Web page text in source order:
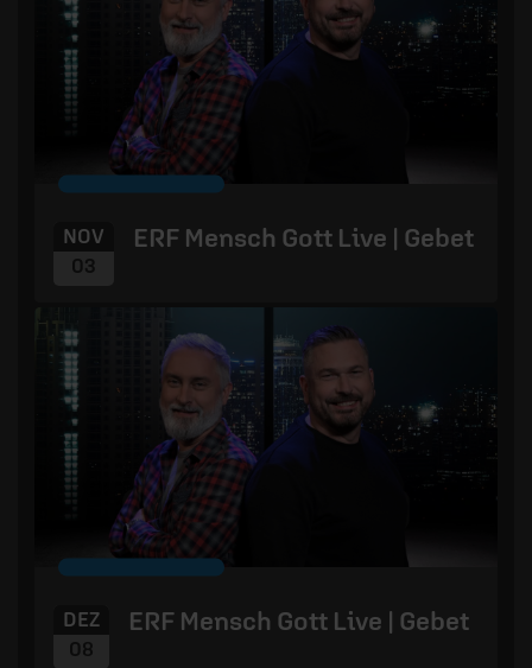
NOV
03
ERF Mensch Gott Live | Gebet
DEZ
08
ERF Mensch Gott Live | Gebet